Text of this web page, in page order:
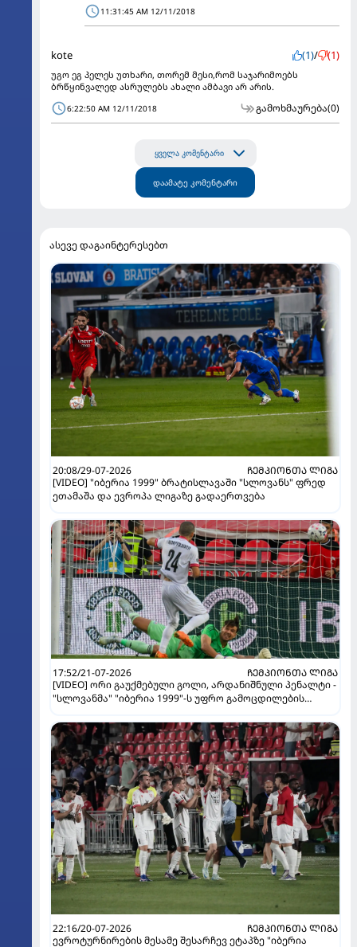
11:31:45 AM 12/11/2018
kote (1)/ (1)
უგო ეგ პელეს უთხარი, თორემ მესი,რომ საჯარიმოებს
ბრწყინვალედ ასრულებს ახალი ამბავი არ არის.
6:22:50 AM 12/11/2018 გამოხმაურება(0)
ყველა კომენტარი
დაამატე კომენტარი
ასევე დაგაინტერესებთ
20:08/29-07-2026
ᲩᲔᲛᲞᲘᲝᲜᲗᲐ ᲚᲘᲒᲐ
[VIDEO] "იბერია 1999" ბრატისლავაში "სლოვანს" ფრედ
ეთამაშა და ევროპა ლიგაზე გადაერთვება
17:52/21-07-2026
ᲩᲔᲛᲞᲘᲝᲜᲗᲐ ᲚᲘᲒᲐ
[VIDEO] ორი გაუქმებული გოლი, არდანიშნული პენალტი -
"სლოვანმა" "იბერია 1999"-ს უფრო გამოცდილების
22:16/20-07-2026
ᲩᲔᲛᲞᲘᲝᲜᲗᲐ ᲚᲘᲒᲐ
ევროტურნირების მესამე შესარჩევ ეტაპზე "იბერია